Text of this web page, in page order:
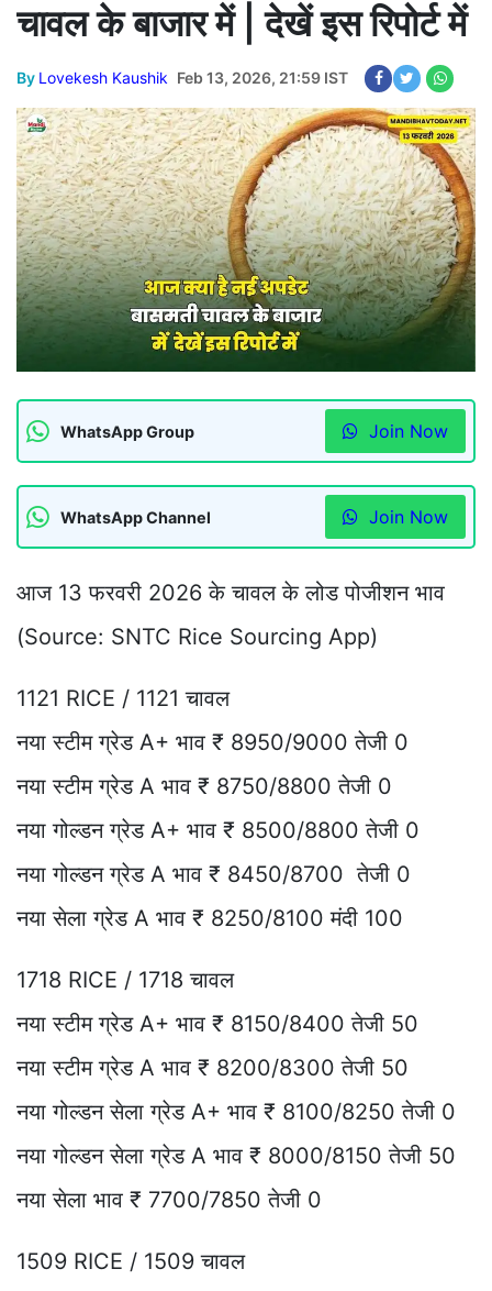
चावल के बाजार में | देखें इस रिपोर्ट में
By Lovekesh Kaushik Feb 13, 2026, 21:59 IST
WhatsApp Group Join Now
WhatsApp Channel Join Now
आज 13 फरवरी 2026 के चावल के लोड पोजीशन भाव
(Source: SNTC Rice Sourcing App)
1121 RICE / 1121 चावल
नया स्टीम ग्रेड A+ भाव ₹ 8950/9000 तेजी 0
नया स्टीम ग्रेड A भाव ₹ 8750/8800 तेजी 0
नया गोल्डन ग्रेड A+ भाव ₹ 8500/8800 तेजी 0
नया गोल्डन ग्रेड A भाव ₹ 8450/8700 तेजी 0
नया सेला ग्रेड A भाव ₹ 8250/8100 मंदी 100
1718 RICE / 1718 चावल
नया स्टीम ग्रेड A+ भाव ₹ 8150/8400 तेजी 50
नया स्टीम ग्रेड A भाव ₹ 8200/8300 तेजी 50
नया गोल्डन सेला ग्रेड A+ भाव ₹ 8100/8250 तेजी 0
नया गोल्डन सेला ग्रेड A भाव ₹ 8000/8150 तेजी 50
नया सेला भाव ₹ 7700/7850 तेजी 0
1509 RICE / 1509 चावल